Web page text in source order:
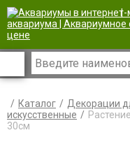
|
Каталог Декорации
искусственные
30см